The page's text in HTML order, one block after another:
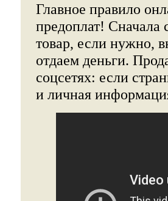
Главное правило
предоплат! Сначала
товар, если нужно,
отдаем деньги.
соцсетях: если
и личная